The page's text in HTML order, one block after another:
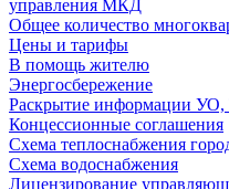
управления МКД
Общее количество
Цены и тарифы
В помощь жителю
Энергосбережение
Раскрытие информации
Концессионные соглашения
Схема теплоснабжения
Схема водоснабжения
Лицензирование